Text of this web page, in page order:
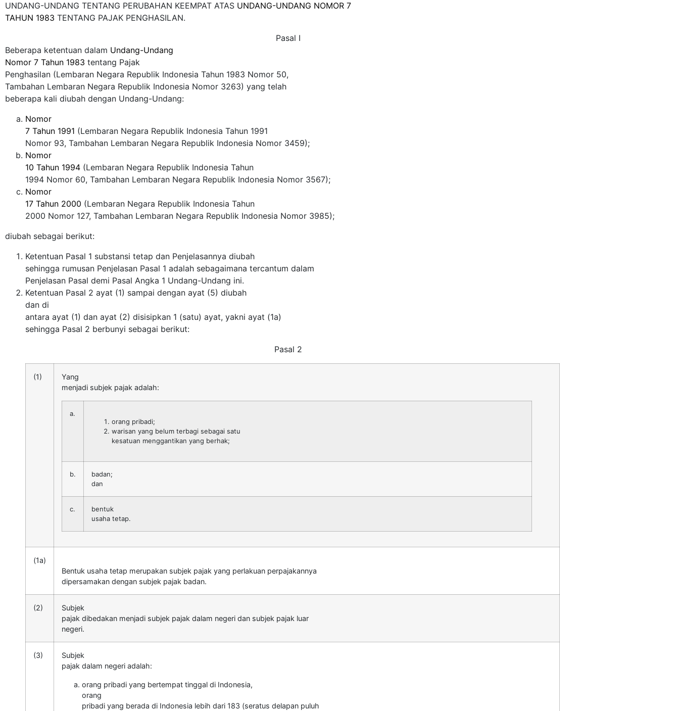
UNDANG-UNDANG TENTANG PERUBAHAN KEEMPAT ATAS UNDANG-UNDANG NOMOR 7
TAHUN 1983 TENTANG PAJAK PENGHASILAN.
Pasal I
Beberapa ketentuan dalam Undang-Undang
Nomor 7 Tahun 1983 tentang Pajak
Penghasilan (Lembaran Negara Republik Indonesia Tahun 1983 Nomor 50,
Tambahan Lembaran Negara Republik Indonesia Nomor 3263) yang telah
beberapa kali diubah dengan Undang-Undang:
Nomor
7 Tahun 1991 (Lembaran Negara Republik Indonesia Tahun 1991
Nomor 93, Tambahan Lembaran Negara Republik Indonesia Nomor 3459);
Nomor
10 Tahun 1994 (Lembaran Negara Republik Indonesia Tahun
1994 Nomor 60, Tambahan Lembaran Negara Republik Indonesia Nomor 3567);
Nomor
17 Tahun 2000 (Lembaran Negara Republik Indonesia Tahun
2000 Nomor 127, Tambahan Lembaran Negara Republik Indonesia Nomor 3985);
diubah sebagai berikut:
Ketentuan Pasal 1 substansi tetap dan Penjelasannya diubah
sehingga rumusan Penjelasan Pasal 1 adalah sebagaimana tercantum dalam
Penjelasan Pasal demi Pasal Angka 1 Undang-Undang ini.
Ketentuan Pasal 2 ayat (1) sampai dengan ayat (5) diubah
dan di
antara ayat (1) dan ayat (2) disisipkan 1 (satu) ayat, yakni ayat (1a)
sehingga Pasal 2 berbunyi sebagai berikut:
Pasal 2
(1)
Yang
menjadi subjek pajak adalah:
a.
orang pribadi;
warisan yang belum terbagi sebagai satu
kesatuan menggantikan yang berhak;
b.
badan;
dan
c.
bentuk
usaha tetap.
(1a)
Bentuk usaha tetap merupakan subjek pajak yang perlakuan perpajakannya
dipersamakan dengan subjek pajak badan.
(2)
Subjek
pajak dibedakan menjadi subjek pajak dalam negeri dan subjek pajak luar
negeri.
(3)
Subjek
pajak dalam negeri adalah:
orang pribadi yang bertempat tinggal di Indonesia,
orang
pribadi yang berada di Indonesia lebih dari 183 (seratus delapan puluh